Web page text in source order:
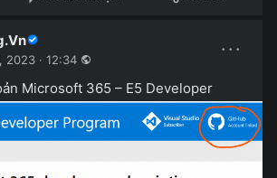
2023 · 12:34 ···
Microsoft 365 – E5 Developer